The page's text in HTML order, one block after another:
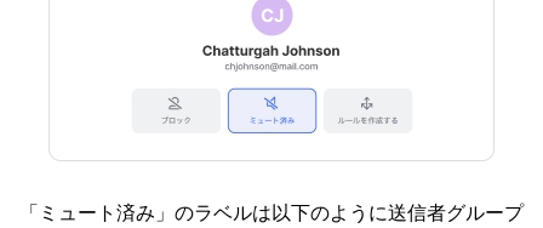
「ミュート済み」のラベルは以下のように送信者グループ